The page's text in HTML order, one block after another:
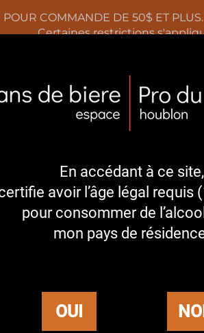
COMMANDE DE 50$ ET
Certaines restrictions
À PROPOS
SANS
Montrer 1–16 sur 53 résultats Afficher
En accédant à ce site,
avoir l’âge légal requis
pour consommer de
mon pays de
OUI